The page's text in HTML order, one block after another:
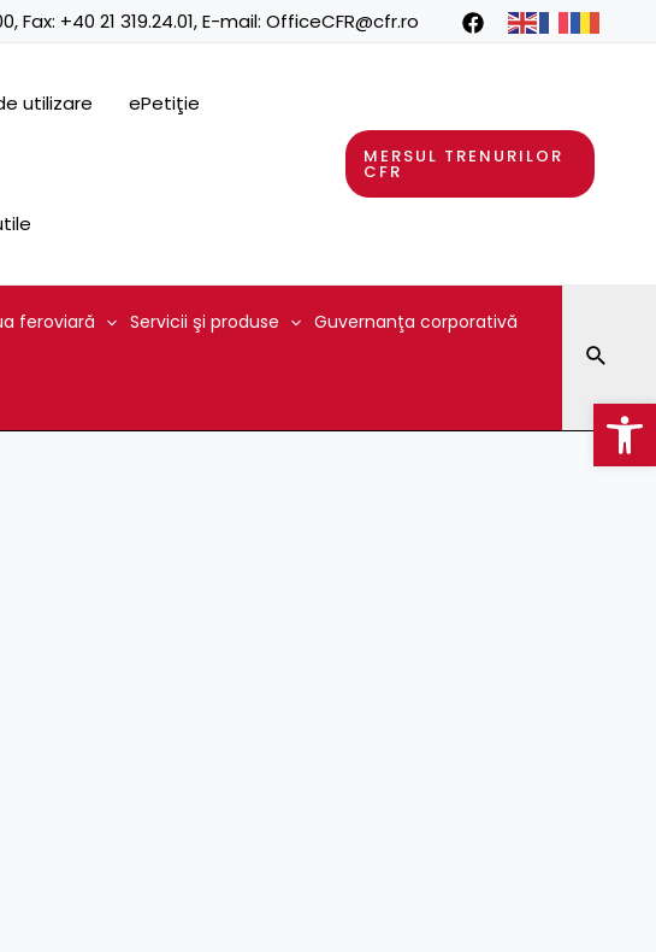
, Fax: +40 21 319.24.01, E-mail: OfficeCFR@cfr.ro
utilizare ePetiţie
MERSUL TRENURILOR
CFR
feroviară Servicii şi produse Guvernanţa corporativă